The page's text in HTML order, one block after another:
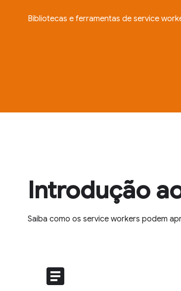
Bibliotecas e ferramentas de service
Introdução
Saiba como os service workers podem
article